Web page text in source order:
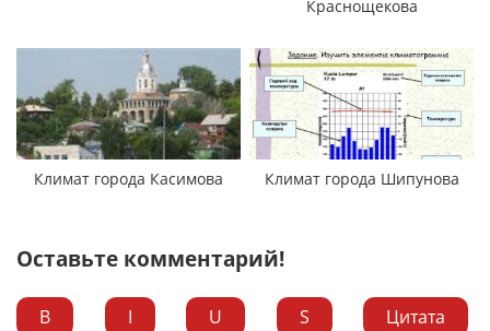
Краснощекова
Климат города Касимова Климат города Шипунова
Оставьте комментарий!
B I U S
Цитата